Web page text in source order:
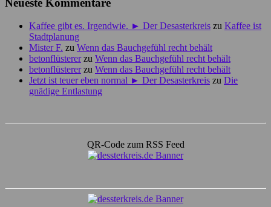
Kaffee gibt es. Irgendwie. ► Der Desasterkreis zu Kaffee ist
Stadtplanung
Mister F. zu Wenn das Bauchgefühl recht behält
betonflüstererzu Wenn das Bauchgefühl recht behält
betonflüstererzu Wenn das Bauchgefühl recht behält
Jetzt ist teuer eben normal ► Der Desasterkreis zu Die
gnädige Entlastung
QR-Code zum RSS Feed